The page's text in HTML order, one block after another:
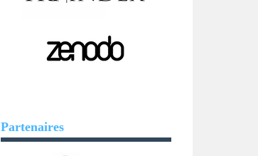
Partenaires